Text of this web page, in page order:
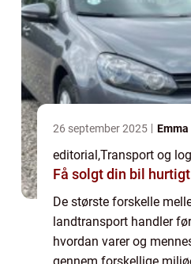
26 september 2025
editorial,Transport og
Få solgt din bil
De største forskelle
landtransport handler
hvordan varer og